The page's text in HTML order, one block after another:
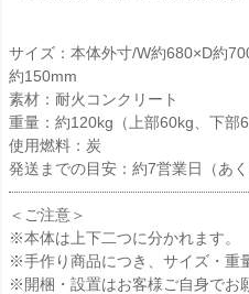
サイズ：本体外寸/W約680×D約
約150mm
素材：耐火コンクリート
重量：約120kg（上部60kg、下部
使用燃料：炭
発送までの目安：約7営業日（あ
＜ご注意＞
※本体は上下二つに分かれます。
※手作り商品につき、サイズ・重
※開梱・設置はお客様ご自身でお